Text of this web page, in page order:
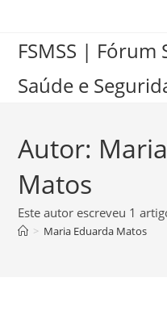
FSMSS |
Saúde e
Autor:
Matos
Este autor escreveu 1
> Maria Eduarda Matos